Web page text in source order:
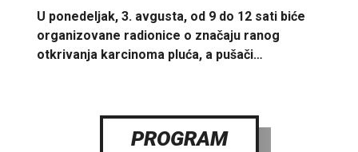
U ponedeljak, 3. avgusta, od 9 do 12 sati biće
organizovane radionice o značaju ranog
otkrivanja karcinoma pluća, a pušači…
PROGRAM